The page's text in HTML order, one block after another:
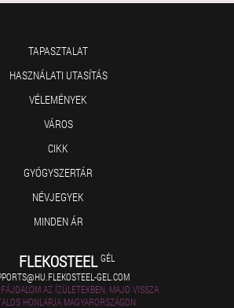
TAPASZTALAT
HASZNÁLATI UTASÍTÁS
VÉLEMÉNYEK
VÁROS
CIKK
GYÓGYSZERTÁR
NÉVJEGYEK
MINDEN ÁR
FLEKOSTEEL GÉL
GEL.COM
AZ ÍZÜLETEKBEN, MAJD VISSZA
HONLAPJA MAGYARORSZÁGON